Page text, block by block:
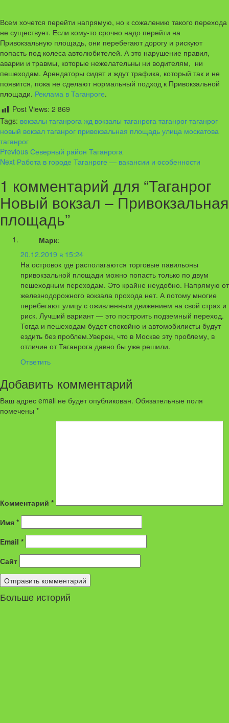
Всем хочется перейти напрямую, но к сожалению такого перехода
не существует. Если кому-то срочно надо перейти на
Привокзальную площадь, они перебегают дорогу и рискуют
попасть под колеса автолюбителей. А это нарушение правил,
аварии и травмы, которые нежелательны ни водителям, ни
пешеходам. Арендаторы сидят и ждут трафика, который так и не
появится, пока не сделают нормальный подход к Привокзальной
площади. Реклама в Таганроге.
Post Views: 2 869
Tags: вокзалы таганрога жд вокзалы таганрога таганрог таганрог
новый вокзал таганрог привокзальная площадь улица москатова
таганрог
Continue
Reading
Previous Северный район Таганрога
Next Работа в городе Таганроге — вакансии и особенности
1 комментарий для “Таганрог
Новый вокзал – Привокзальная
площадь”
Марк:
20.12.2019 в 15:24
На островок где располагаются торговые павильоны
привокзальной площади можно попасть только по двум
пешеходным переходам. Это крайне неудобно. Напрямую от
железнодорожного вокзала прохода нет. А потому многие
перебегают улицу с оживленным движением на свой страх и
риск. Лучший вариант — это построить подземный переход.
Тогда и пешеходам будет спокойно и автомобилисты будут
ездить без проблем.Уверен, что в Москве эту проблему, в
отличие от Таганрога давно бы уже решили.
Ответить
Добавить комментарий
Ваш адрес email не будет опубликован. Обязательные поля
помечены *
Комментарий *
Имя *
Email *
Сайт
Больше историй